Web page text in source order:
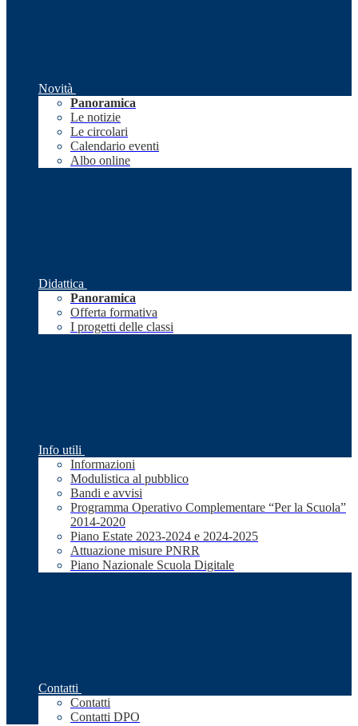
Novità
Panoramica
Le notizie
Le circolari
Calendario eventi
Albo online
Didattica
Panoramica
Offerta formativa
I progetti delle classi
Info utili
Informazioni
Modulistica al pubblico
Bandi e avvisi
Programma Operativo Complementare “Per la Scuola”
2014-2020
Piano Estate 2023-2024 e 2024-2025
Attuazione misure PNRR
Piano Nazionale Scuola Digitale
Contatti
Contatti
Contatti DPO